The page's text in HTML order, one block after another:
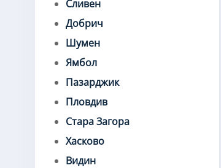
Сливен
Добрич
Шумен
Ямбол
Пазарджик
Пловдив
Стара Загора
Хасково
Видин